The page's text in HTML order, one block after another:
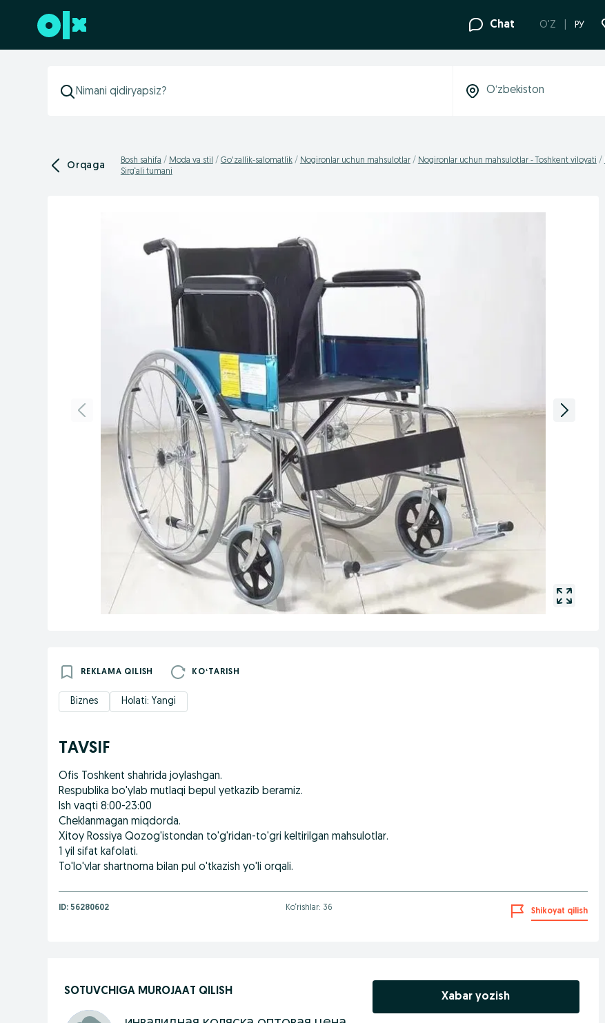
Futerga oʻtish Chat O'Z РУ
Orqaga Bosh sahifa Moda va stil Go'zallik-salomatlik Nogironlar uchun mahsulotlar Nogironlar uchun mahsulotlar - Toshkent viloyati
Sirg‘ali tumani
REKLAMA QILISH KOʻTARISH
Biznes Holati: Yangi
TAVSIF
Ofis Toshkent shahrida joylashgan.
Respublika bo'ylab mutlaqi bepul yetkazib beramiz.
Ish vaqti 8:00-23:00
Cheklanmagan miqdorda.
Xitoy Rossiya Qozog'istondan to'g'ridan-to'gri keltirilgan mahsulotlar.
1 yil sifat kafolati.
To'lo'vlar shartnoma bilan pul o'tkazish yo'li orqali.
ID: 56280602 Ko‘rishlar: 36 Shikoyat qilish
SOTUVCHIGA MUROJAAT QILISH
Xabar yozish